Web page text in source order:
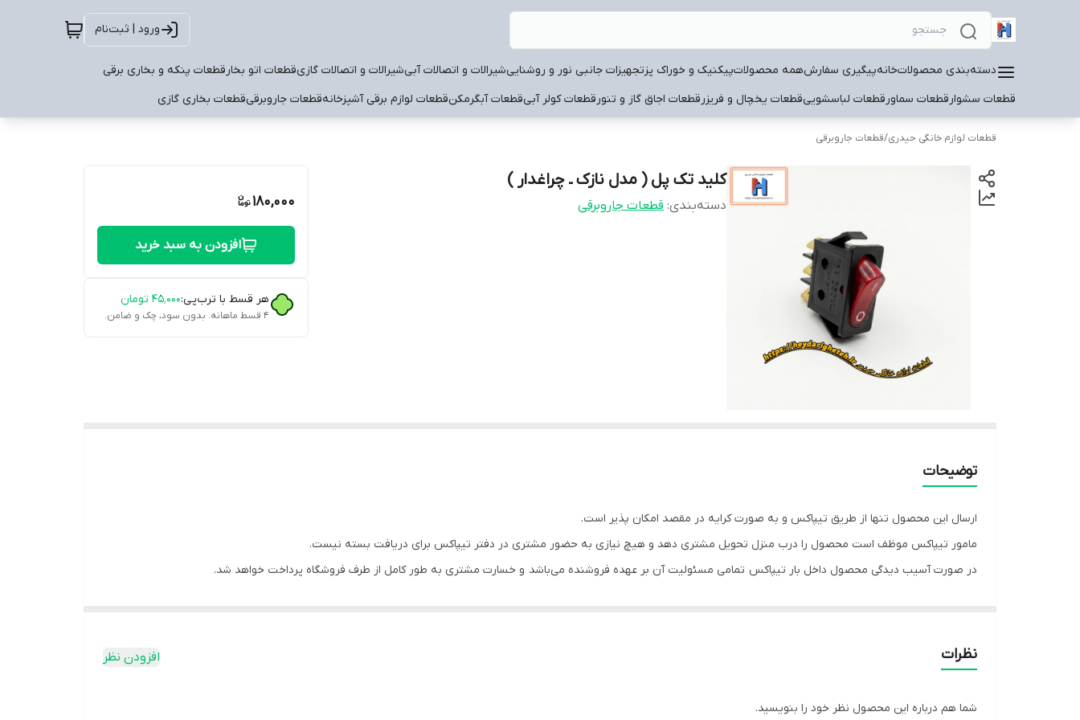
ورود | ثبت‌نام
دسته‌بندی محصولاتخانهپیگیری سفارشهمه محصولاتپیکنیک و خوراک پزتجهیزات جانبی نور و روشناییشیرالات و اتصالات آبیشیرالات و اتصالات گازیقطعات اتو بخارقطعات پنکه و بخاری برقی
قطعات سشوارقطعات سماورقطعات لباسشوییقطعات یخچال و فریزرقطعات اجاق گاز و تنورقطعات کولر آبیقطعات آبگرمکنقطعات لوازم برقی آشپزخانهقطعات جاروبرقیقطعات بخاری گازی
قطعات لوازم خانگی حیدری/قطعات جاروبرقی
کلید تک پل ( مدل نازک ـ چراغدار )
دسته‌بندی: قطعات جاروبرقی 180,000
افزودن به سبد خرید
هر قسط با ترب‌پی:۴۵٬۰۰۰ تومان
۴ قسط ماهانه. بدون سود، چک و ضامن.
توضیحات
ارسال این محصول تنها از طریق تیپاکس و به صورت کرایه در مقصد امکان پذیر است.
مامور تیپاکس موظف است محصول را درب منزل تحویل مشتری دهد و هیچ نیازی به حضور مشتری در دفتر تیپاکس برای دریافت بسته نیست.
در صورت آسیب دیدگی محصول داخل بار تیپاکس تمامی مسئولیت آن بر عهده فروشنده می‌باشد و خسارت مشتری به طور کامل از طرف فروشگاه پرداخت خواهد شد.
نظرات افزودن نظر
شما هم درباره این محصول نظر خود را بنویسید.